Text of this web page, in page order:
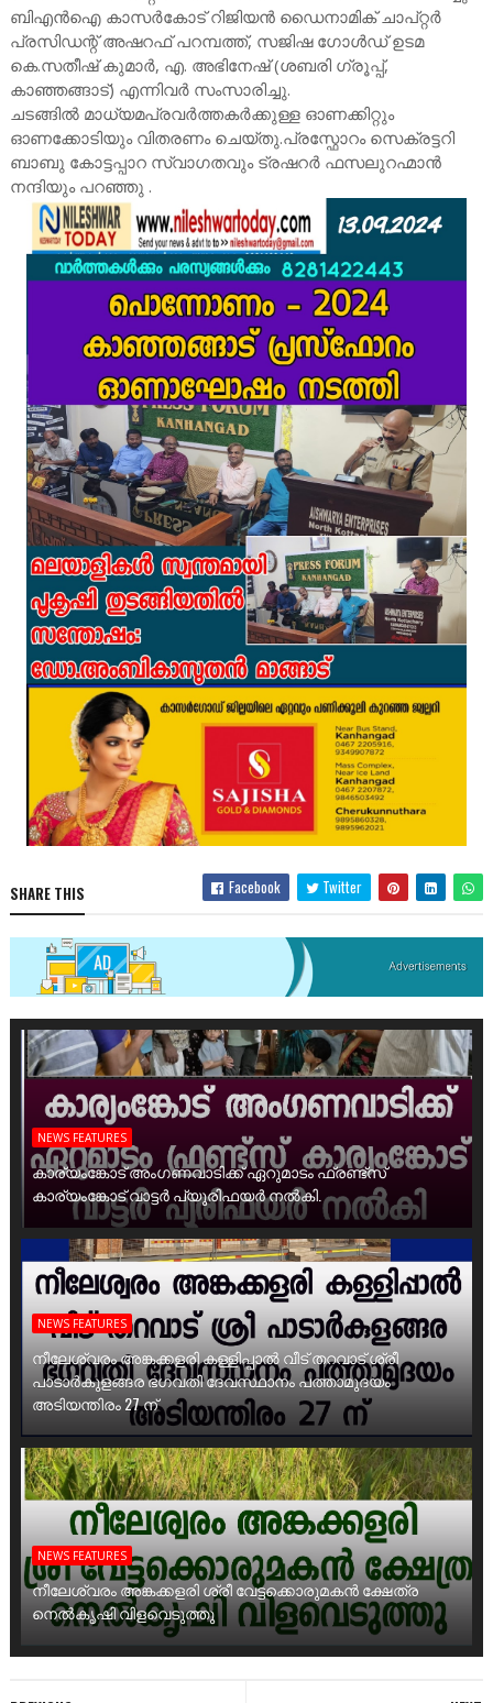
ബിഎൻഐ കാസർകോട് റിജിയൻ ഡൈനാമിക് ചാപ്റ്റർ
പ്രസിഡന്റ് അഷറഫ് പറമ്പത്ത്, സജിഷ ഗോൾഡ് ഉടമ
കെ.സതീഷ് കുമാർ, എ. അഭിനേഷ് (ശബരി ഗ്രൂപ്പ്,
കാഞ്ഞങ്ങാട്) എന്നിവർ സംസാരിച്ചു.
ചടങ്ങിൽ മാധ്യമപ്രവർത്തകർക്കുള്ള ഓണക്കിറ്റും
ഓണക്കോടിയും വിതരണം ചെയ്തു.പ്രസ്ഫോറം സെക്രട്ടറി
ബാബു കോട്ടപ്പാറ സ്വാഗതവും ട്രഷറർ ഫസലുറഹ്മാൻ
നന്ദിയും പറഞ്ഞു .
SHARE THIS Facebook Twitter
NEWS FEATURES
കാര്യംങ്കോട് അംഗണവാടിക്ക് ഏറുമാടം ഫ്രണ്ട്സ്
കാര്യംങ്കോട് വാട്ടർ പ്യൂരിഫയർ നൽകി.
NEWS FEATURES
നീലേശ്വരം അങ്കക്കളരി കള്ളിപ്പാൽ വീട് തറവാട് ശ്രീ
പാടാർകുളങ്ങര ഭഗവതി ദേവസ്ഥാനം പത്താമുദയം
അടിയന്തിരം 27 ന്
NEWS FEATURES
നീലേശ്വരം അങ്കക്കളരി ശ്രീ വേട്ടക്കൊരുമകൻ ക്ഷേത്ര
നെൽകൃഷി വിളവെടുത്തു